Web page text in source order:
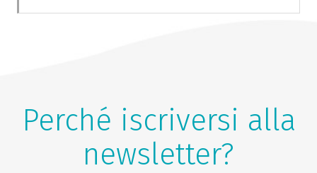
Perché iscriversi alla
newsletter?